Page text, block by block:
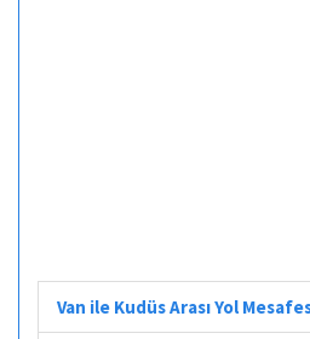
Van ile Kudüs Arası Yol